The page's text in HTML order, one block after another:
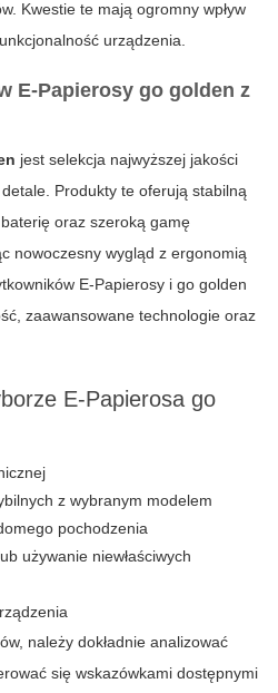
Kwestie te mają ogromny wpływ
urządzenia.
E-Papierosy go golden z
jest selekcja najwyższej jakości
Produkty te oferują stabilną
oraz szeroką gamę
nowoczesny wygląd z ergonomią
E-Papierosy i go golden
zaawansowane technologie oraz
E-Papierosa go
z wybranym modelem
pochodzenia
używanie niewłaściwych
należy dokładnie analizować
się wskazówkami dostępnymi